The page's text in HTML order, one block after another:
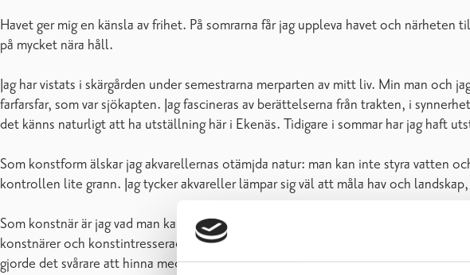
Havet ger mig en känsla av frihet. På somrarna får jag uppleva havet och
på mycket nära håll.
Jag har vistats i skärgården under semestrarna merparten av mitt liv. Min man
farfarsfar, som var sjökapten. Jag fascineras av berättelserna från trakten, i
det känns naturligt att ha utställning här i Ekenäs. Tidigare i sommar har jag haft
Som konstform älskar jag akvarellernas otämjda natur: man kan inte styra vatten
kontrollen lite grann. Jag tycker akvareller lämpar sig väl att måla hav och
Som konstnär är jag vad man kallar självlärd. Längs med åren har jag sugit i mig
konstnärer och konstintresserade. Det blev många arbiskurser i min ungdom,
gjorde det svårare att hinna med egna hobbyer.